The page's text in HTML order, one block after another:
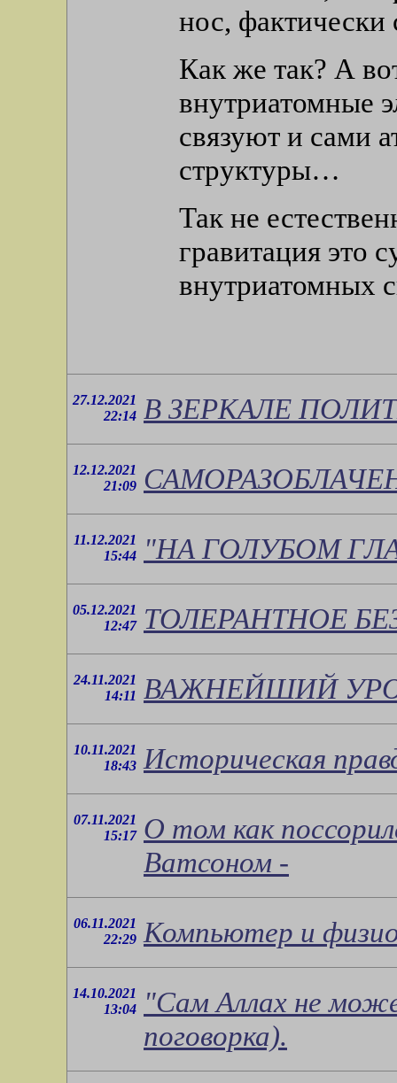
нос,
Как же так? А
внутриатомные
связуют и сами
структуры…
Так не
гравитация это
внутриатомных
27.12.2021
22:14 В ЗЕРКАЛЕ
12.12.2021
21:09
11.12.2021
15:44
"НА ГОЛУБОМ
05.12.2021
12:47 ТОЛЕРАНТНОЕ
24.11.2021
14:11
ВАЖНЕЙШИЙ
10.11.2021
18:43 Историческая
07.11.2021
15:17 О том как
Ватсоном -
06.11.2021
22:29 Компьютер и
14.10.2021
13:04
"Сам Аллах не
поговорка).